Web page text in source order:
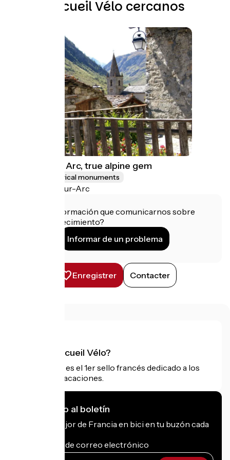
Otros Accueil Vélo cercanos
Bonneval sur Arc, true alpine gem
Sites and historical monuments
Bonneval-sur-Arc
¿Tienes información que comunicarnos sobre
este establecimiento?
Informar de un problema
Enregistrer Contacter
¿Qué es Accueil Vélo?
Accueil Vélo es el 1er sello francés dedicado a los
ciclistas de vacaciones.
Me suscribo al boletín
Recibe lo mejor de Francia en bici en tu buzón cada
Mi dirección de correo electrónico